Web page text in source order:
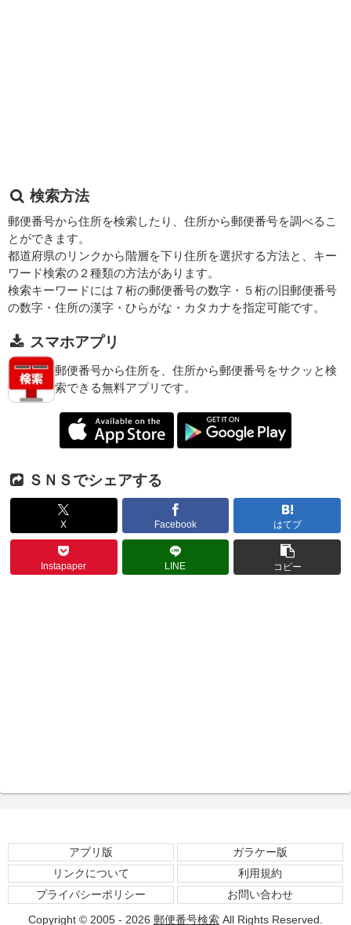
検索方法
郵便番号から住所を検索したり、住所から郵便番号を調べるこ
とができます。
都道府県のリンクから階層を下り住所を選択する方法と、キー
ワード検索の２種類の方法があります。
検索キーワードには７桁の郵便番号の数字・５桁の旧郵便番号
の数字・住所の漢字・ひらがな・カタカナを指定可能です。
スマホアプリ
郵便番号から住所を、住所から郵便番号をサクッと検
索できる無料アプリです。
ＳＮＳでシェアする
X Facebook はてブ
Instapaper LINE コピー
アプリ版
ガラケー版
リンクについて
利用規約
プライバシーポリシー
お問い合わせ
Copyright © 2005 - 2026 郵便番号検索 All Rights Reserved.